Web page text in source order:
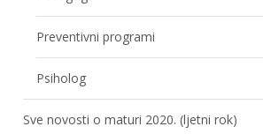
Preventivni programi
Psiholog
Sve novosti o maturi 2020. (ljetni rok)